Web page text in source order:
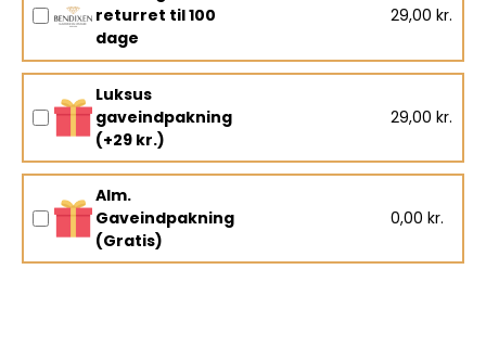
returret til 100
dage
29,00 kr.
Luksus
gaveindpakning
(+29 kr.)
29,00 kr.
Alm.
Gaveindpakning
(Gratis)
0,00 kr.